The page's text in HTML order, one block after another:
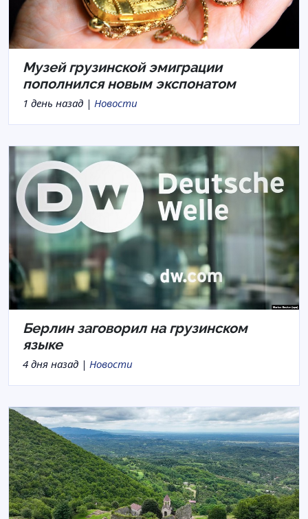
Музей грузинской эмиграции
пополнился новым экспонатом
1 день назад | Новости
Берлин заговорил на грузинском
языке
4 дня назад | Новости